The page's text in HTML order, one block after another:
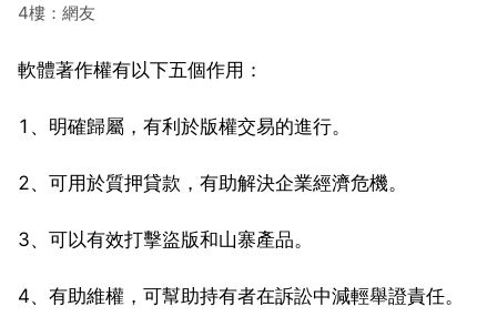
4樓：網友
軟體著作權有以下五個作用：
1、明確歸屬，有利於版權交易的進行。
2、可用於質押貸款，有助解決企業經濟危機。
3、可以有效打擊盜版和山寨產品。
4、有助維權，可幫助持有者在訴訟中減輕舉證責任。